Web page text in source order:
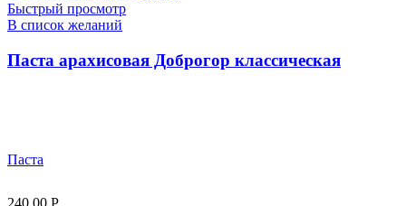
Быстрый просмотр
В список желаний
Паста арахисовая Доброгор классическая
Паста